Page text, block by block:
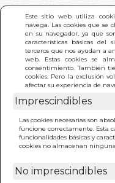
Este sitio web utiliza
navega. Las cookies que se
en su navegador, ya que
características básicas del
terceros que nos ayudan a
web. Estas cookies se
consentimiento. También
cookies. Pero la exclusión
afectar su experiencia de
Imprescindibles
Las cookies necesarias son
funcione correctamente. Esta
funcionalidades básicas y
cookies no almacenan
No imprescindibles
INICIO > SEXO